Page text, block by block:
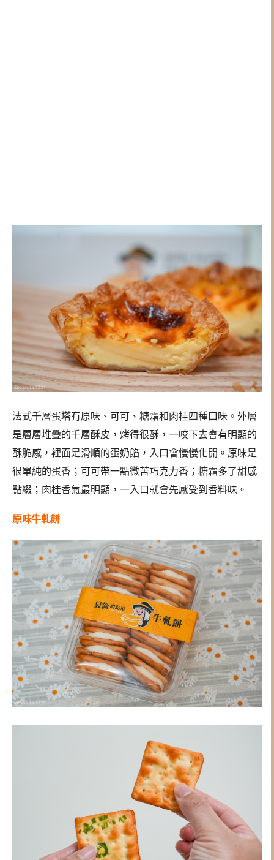
法式千層蛋塔有原味、可可、糖霜和肉桂四種口味。外層
是層層堆疊的千層酥皮，烤得很酥，一咬下去會有明顯的
酥脆感，裡面是滑順的蛋奶餡，入口會慢慢化開。原味是
很單純的蛋香；可可帶一點微苦巧克力香；糖霜多了甜感
點綴；肉桂香氣最明顯，一入口就會先感受到香料味。
原味牛軋餅